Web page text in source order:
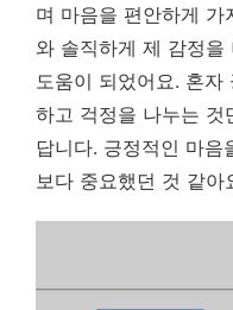
며 마음을 편안하게 가
와 솔직하게 제 감정
도움이 되었어요. 혼자
하고 걱정을 나누는 것
답니다. 긍정적인 마음
보다 중요했던 것 같아